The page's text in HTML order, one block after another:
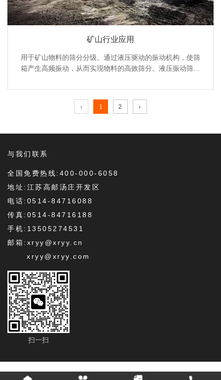
矿山行业应用
用于矿山物料的筛分分级。通过液压驱动的振动机构，使筛
箱产生高频振动，从而实现物料的高效筛分。液压振动筛具
能够根据不同的物料特性和筛分要求进行调整，提高筛分质
量和生产效率。
‹ 1 2 ›
与我们联系
全国免费热线:400-000-6058
地址:江苏高邮汤庄开发区
电话:0514-84716088
传真:0514-84716188
手机:13505274531
邮箱:xryy@xryy.cn
xryy@xryy.com
扫一扫